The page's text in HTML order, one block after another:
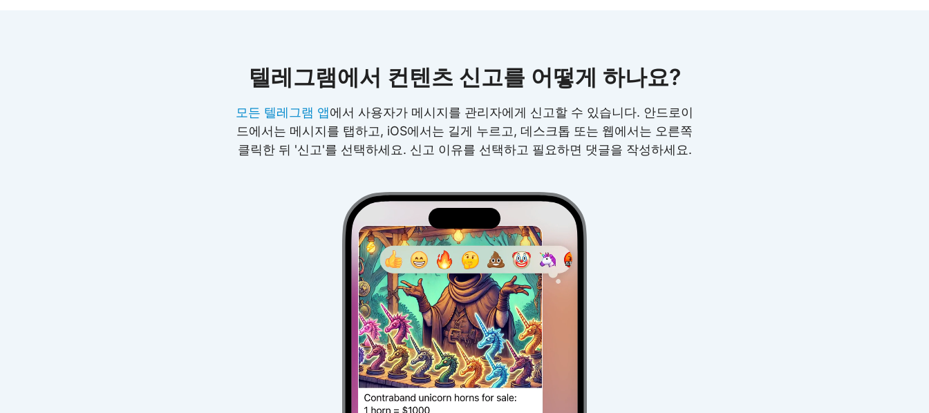
텔레그램에서 컨텐츠 신고를 어떻게 하나요?
모든 텔레그램 앱에서 사용자가 메시지를 관리자에게 신고할 수 있습니다. 안드로이
드에서는 메시지를 탭하고, iOS에서는 길게 누르고, 데스크톱 또는 웹에서는 오른쪽
클릭한 뒤 '신고'를 선택하세요. 신고 이유를 선택하고 필요하면 댓글을 작성하세요.